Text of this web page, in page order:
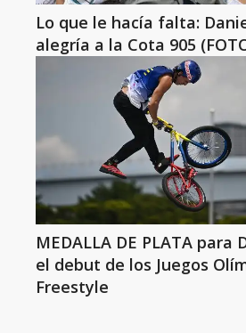
Lo que le hacía falta:
alegría a la Cota 905
MEDALLA DE PLATA para
el debut de los Juegos
Freestyle